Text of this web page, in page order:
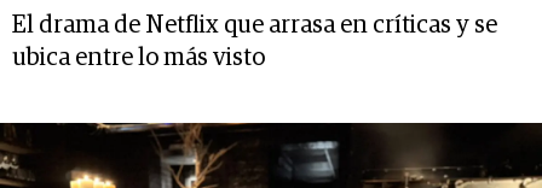
El drama de Netflix que arrasa en críticas y se
ubica entre lo más visto